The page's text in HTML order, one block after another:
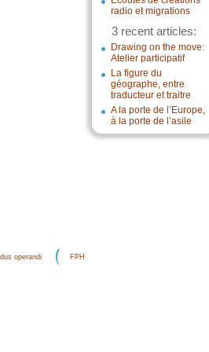
radio et migrations
3 recent articles:
Drawing on the move:
Atelier participatif
La figure du
géographe, entre
traducteur et traitre
A la porte de l’Europe,
à la porte de l’asile
operandi FPH